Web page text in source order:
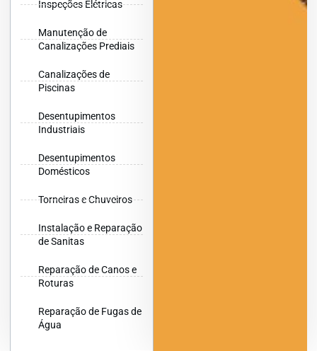
Inspeções Elétricas
Manutenção de
Canalizações Prediais
Canalizações de
Piscinas
Desentupimentos
Industriais
Desentupimentos
Domésticos
Torneiras e Chuveiros
Instalação e Reparação
de Sanitas
Reparação de Canos e
Roturas
Reparação de Fugas de
Água